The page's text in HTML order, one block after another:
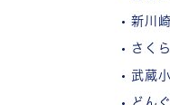
新川
さく
武蔵
どん